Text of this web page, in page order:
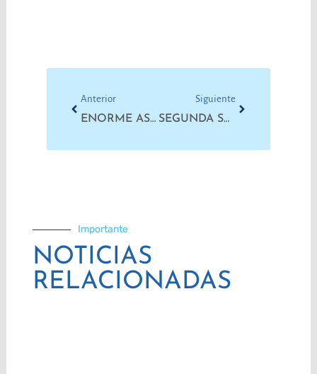
Anterior
ENORME ASAMBLEA DE LA LISTA 7 TOSCO – ABDALA: LA LUCHA Y LAS ELECCIONES EN ACCIÓN
Siguiente
SEGUNDA SEMANA DE PAROS Y MOVILIZACIONES
Importante
NOTICIAS
RELACIONADAS